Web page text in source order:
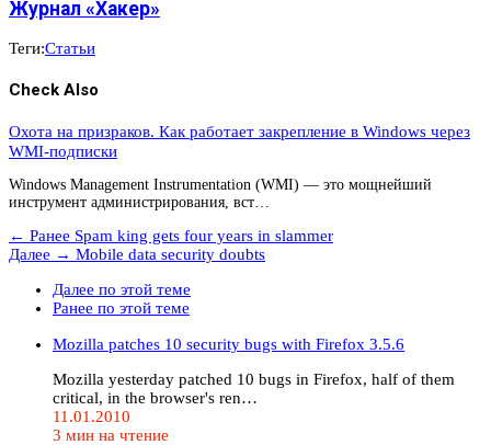
Журнал «Хакер»
Теги:Статьи
Check Also
Охота на призраков. Как работает закрепление в Windows через
WMI-подписки
Windows Management Instrumentation (WMI) — это мощнейший
инструмент администрирования, вст…
← Ранее Spam king gets four years in slammer
Далее → Mobile data security doubts
Далее по этой теме
Ранее по этой теме
Mozilla patches 10 security bugs with Firefox 3.5.6
Mozilla yesterday patched 10 bugs in Firefox, half of them
critical, in the browser's ren…
11.01.2010
3 мин на чтение